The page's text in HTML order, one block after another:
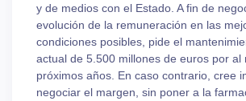
y de medios con el Estado. A fin de
evolución de la remuneración en las
condiciones posibles, pide el
actual de 5.500 millones de euros por al
próximos años. En caso contrario, cree
negociar el margen, sin poner a la